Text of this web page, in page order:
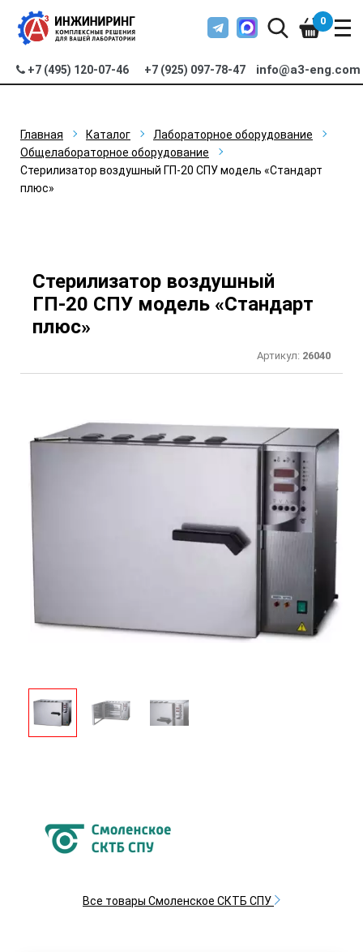
+7 (495) 120-07-46 +7 (925) 097-78-47 info@a3-eng.com
0
Главная Каталог
Лабораторное оборудование
Общелабораторное оборудование
Стерилизатор воздушный ГП-20 СПУ модель «Стандарт
плюс»
Стерилизатор воздушный
ГП-20 СПУ модель «Стандарт
плюс»
Артикул: 26040
Все товары Смоленское СКТБ СПУ